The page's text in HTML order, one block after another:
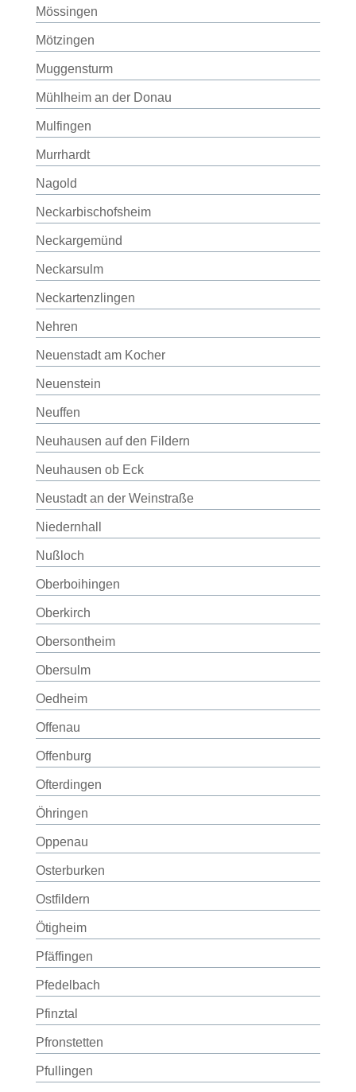
Mössingen
Mötzingen
Muggensturm
Mühlheim an der Donau
Mulfingen
Murrhardt
Nagold
Neckarbischofsheim
Neckargemünd
Neckarsulm
Neckartenzlingen
Nehren
Neuenstadt am Kocher
Neuenstein
Neuffen
Neuhausen auf den Fildern
Neuhausen ob Eck
Neustadt an der Weinstraße
Niedernhall
Nußloch
Oberboihingen
Oberkirch
Obersontheim
Obersulm
Oedheim
Offenau
Offenburg
Ofterdingen
Öhringen
Oppenau
Osterburken
Ostfildern
Ötigheim
Pfäffingen
Pfedelbach
Pfinztal
Pfronstetten
Pfullingen